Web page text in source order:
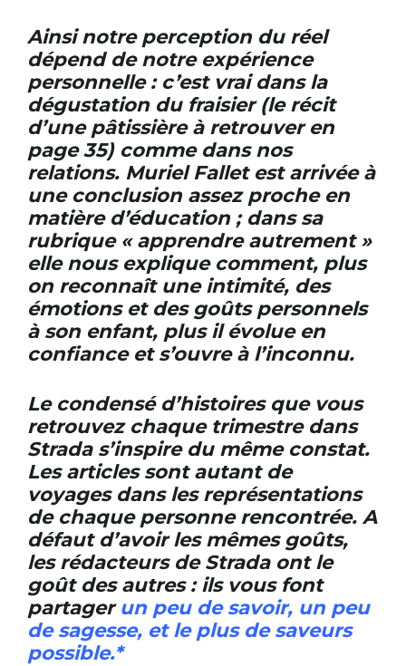
Ainsi notre perception du réel
dépend de notre expérience
personnelle : c’est vrai dans la
dégustation du fraisier (le récit
d’une pâtissière à retrouver en
page 35) comme dans nos
relations. Muriel Fallet est arrivée à
une conclusion assez proche en
matière d’éducation ; dans sa
rubrique « apprendre autrement »
elle nous explique comment, plus
on reconnaît une intimité, des
émotions et des goûts personnels
à son enfant, plus il évolue en
confiance et s’ouvre à l’inconnu.
Le condensé d’histoires que vous
retrouvez chaque trimestre dans
Strada s’inspire du même constat.
Les articles sont autant de
voyages dans les représentations
de chaque personne rencontrée. A
défaut d’avoir les mêmes goûts,
les rédacteurs de Strada ont le
goût des autres : ils vous font
partagerun peu de savoir, un peu
de sagesse, et le plus de saveurs
possible.*